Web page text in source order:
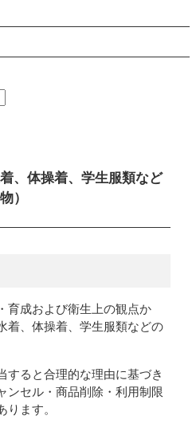
、体操着、学生服類など
）
育成および衛生上の観点か
着、体操着、学生服類などの
すると合理的な理由に基づき
ンセル・商品削除・利用制限
ります。